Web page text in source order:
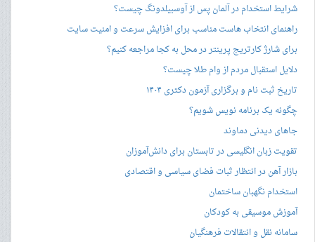
شرایط استخدام در آلمان پس از آوسبیلدونگ چیست؟
راهنمای انتخاب هاست مناسب برای افزایش سرعت و امنیت سایت
برای شارژ کارتریج پرینتر در محل به کجا مراجعه کنیم؟
دلایل استقبال مردم از وام طلا چیست؟
تاریخ ثبت نام و برگزاری آزمون دکتری ۱۴۰۴
چگونه یک برنامه نویس شویم؟
جاهای دیدنی دماوند
تقویت زبان انگلیسی در تابستان برای دانش‌آموزان
بازار آهن در انتظار ثبات فضای سیاسی و اقتصادی
استخدام نگهبان ساختمان
آموزش موسیقی به کودکان
سامانه نقل و انتقالات فرهنگیان